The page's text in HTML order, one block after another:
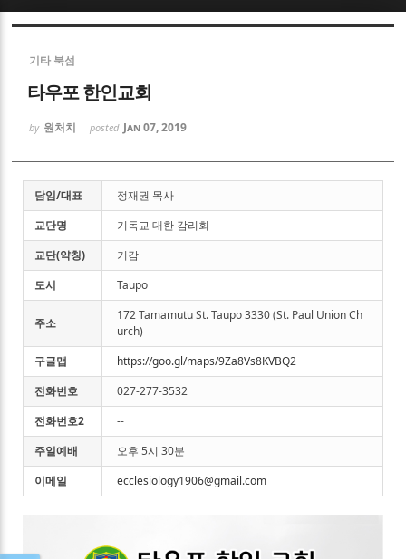
기타 북섬
타우포 한인교회
by 원처치 posted Jan 07, 2019
담임/대표
정재권 목사
교단명
기독교 대한 감리회
교단(약칭)
기감
도시
Taupo
주소
172 Tamamutu St. Taupo 3330 (St. Paul Union Ch
urch)
구글맵
https://goo.gl/maps/9Za8Vs8KVBQ2
전화번호
027-277-3532
전화번호2
--
주일예배
오후 5시 30분
이메일
ecclesiology1906@gmail.com
Sketchbook5, 스케치북5
Sketchbook5, 스케치북5